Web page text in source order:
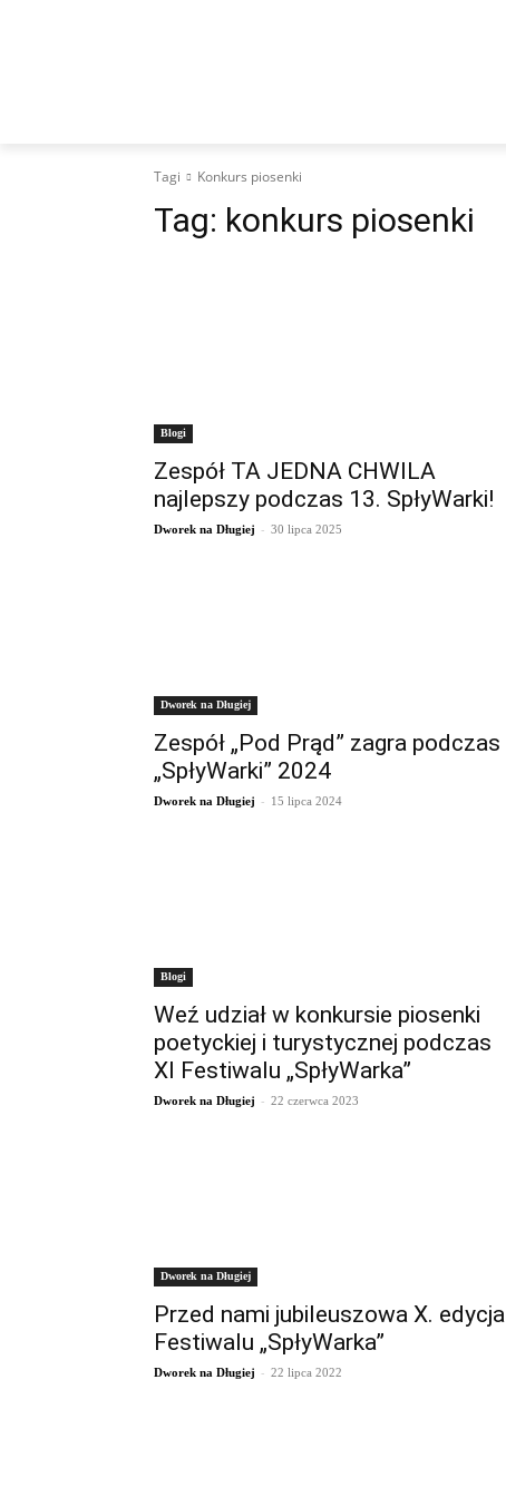
Tagi Konkurs piosenki
Tag: konkurs piosenki
Blogi
Zespół TA JEDNA CHWILA
najlepszy podczas 13. SpłyWarki!
Dworek na Długiej - 30 lipca 2025
Dworek na Długiej
Zespół „Pod Prąd” zagra podczas
„SpłyWarki” 2024
Dworek na Długiej - 15 lipca 2024
Blogi
Weź udział w konkursie piosenki
poetyckiej i turystycznej podczas
XI Festiwalu „SpłyWarka”
Dworek na Długiej - 22 czerwca 2023
Dworek na Długiej
Przed nami jubileuszowa X. edycja
Festiwalu „SpłyWarka”
Dworek na Długiej - 22 lipca 2022